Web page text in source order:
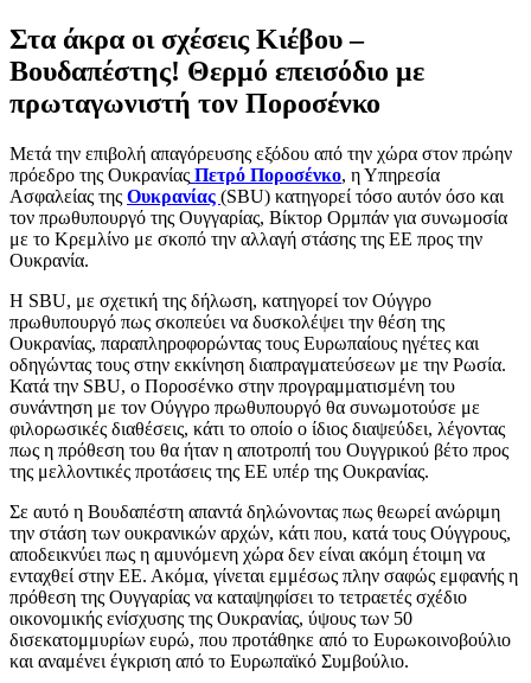
Στα άκρα οι σχέσεις Κιέβου –
Βουδαπέστης! Θερμό επεισόδιο με
πρωταγωνιστή τον Ποροσένκο
Μετά την επιβολή απαγόρευσης εξόδου από την χώρα στον πρώην
πρόεδρο της Ουκρανίας Πετρό Ποροσένκο, η Υπηρεσία
Ασφαλείας της Ουκρανίας (SBU) κατηγορεί τόσο αυτόν όσο και
τον πρωθυπουργό της Ουγγαρίας, Βίκτορ Ορμπάν για συνωμοσία
με το Κρεμλίνο με σκοπό την αλλαγή στάσης της ΕΕ προς την
Ουκρανία.
Η SBU, με σχετική της δήλωση, κατηγορεί τον Ούγγρο
πρωθυπουργό πως σκοπεύει να δυσκολέψει την θέση της
Ουκρανίας, παραπληροφορώντας τους Ευρωπαίους ηγέτες και
οδηγώντας τους στην εκκίνηση διαπραγματεύσεων με την Ρωσία.
Κατά την SBU, ο Ποροσένκο στην προγραμματισμένη του
συνάντηση με τον Ούγγρο πρωθυπουργό θα συνωμοτούσε με
φιλορωσικές διαθέσεις, κάτι το οποίο ο ίδιος διαψεύδει, λέγοντας
πως η πρόθεση του θα ήταν η αποτροπή του Ουγγρικού βέτο προς
της μελλοντικές προτάσεις της ΕΕ υπέρ της Ουκρανίας.
Σε αυτό η Βουδαπέστη απαντά δηλώνοντας πως θεωρεί ανώριμη
την στάση των ουκρανικών αρχών, κάτι που, κατά τους Ούγγρους,
αποδεικνύει πως η αμυνόμενη χώρα δεν είναι ακόμη έτοιμη να
ενταχθεί στην ΕΕ. Ακόμα, γίνεται εμμέσως πλην σαφώς εμφανής η
πρόθεση της Ουγγαρίας να καταψηφίσει το τετραετές σχέδιο
οικονομικής ενίσχυσης της Ουκρανίας, ύψους των 50
δισεκατομμυρίων ευρώ, που προτάθηκε από το Ευρωκοινοβούλιο
και αναμένει έγκριση από το Ευρωπαϊκό Συμβούλιο.